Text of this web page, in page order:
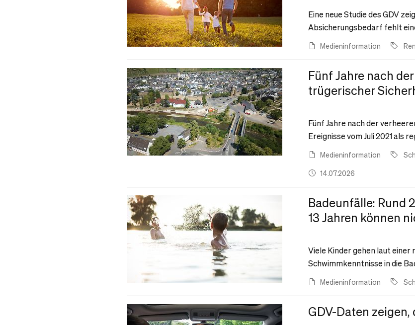
Eine neue Studie des GDV
Absicherungsbedarf fehlt
Medieninformation
Fünf Jahre nach
trügerischer
Fünf Jahre nach der
Ereignisse vom Juli 2021 als
Medieninformation
14.07.2026
Badeunfälle: Rund
13 Jahren können
Viele Kinder gehen laut
Schwimmkenntnisse in die
Medieninformation
GDV-Daten